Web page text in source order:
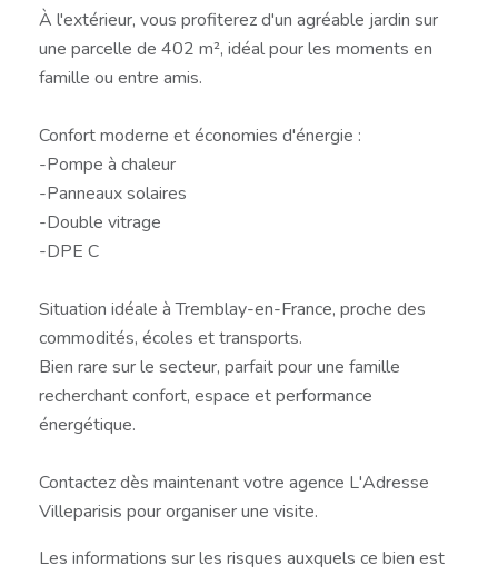
À l'extérieur, vous profiterez d'un agréable jardin sur
une parcelle de 402 m², idéal pour les moments en
famille ou entre amis.
Confort moderne et économies d'énergie :
-Pompe à chaleur
-Panneaux solaires
-Double vitrage
-DPE C
Situation idéale à Tremblay-en-France, proche des
commodités, écoles et transports.
Bien rare sur le secteur, parfait pour une famille
recherchant confort, espace et performance
énergétique.
Contactez dès maintenant votre agence L'Adresse
Villeparisis pour organiser une visite.
Les informations sur les risques auxquels ce bien est